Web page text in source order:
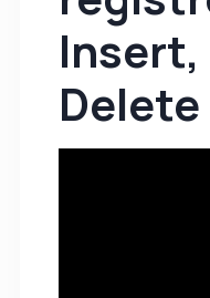
Insert,
Delete